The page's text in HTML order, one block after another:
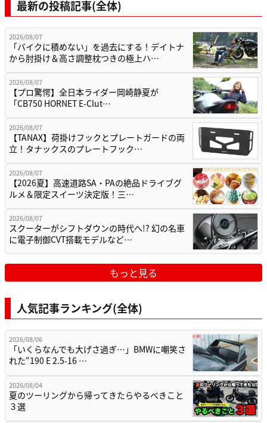
最新の投稿記事(全体)
2026/08/07
「バイクに積めない」を過去にする！デイトナ
から肘掛け＆高さ調整枕つきの極上ハ…
2026/08/07
【プロ驚愕】全日本ライダー岡崎静夏が
「CB750 HORNET E-Clut…
2026/08/07
【TANAX】荷掛けフックとプレートガードの両
立！タナックスのプレートフック…
2026/08/07
【2026夏】高速道路SA・PAの絶品ドライブグ
ルメ＆限定スイーツ決定版！三…
2026/08/07
スクーターがシフトダウンの時代へ!? 幻の名車
に電子制御CVT搭載モデルなど…
もっと見る
人気記事ランキング(全体)
2026/08/06
「いくらなんでも大げさ過ぎ…」BMWに嘲笑さ
れた“190 E 2.5-16 …
2026/08/04
夏のツーリングから帰ってきたらやるべきこと
３選